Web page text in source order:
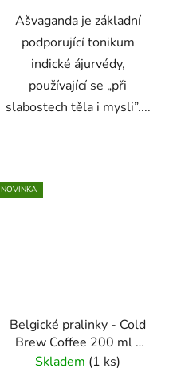
Ašvaganda je základní
podporující tonikum
indické ájurvédy,
používající se „při
slabostech těla i mysli”....
NOVINKA
Belgické pralinky - Cold
Brew Coffee 200 ml -
Oxalis
Skladem (1 ks)